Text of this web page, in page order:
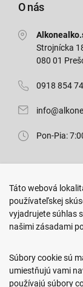
O nás
Strojnícka
080 01
0918 854
Pon-Pia:
Arm. gen.
080 01
0917 466
Pon-Ned:
Táto webová
používateľskej
vyjadrujete súhlas
našimi zásadami
Súbory cookie sú
umiestňujú vami
používajú súbory